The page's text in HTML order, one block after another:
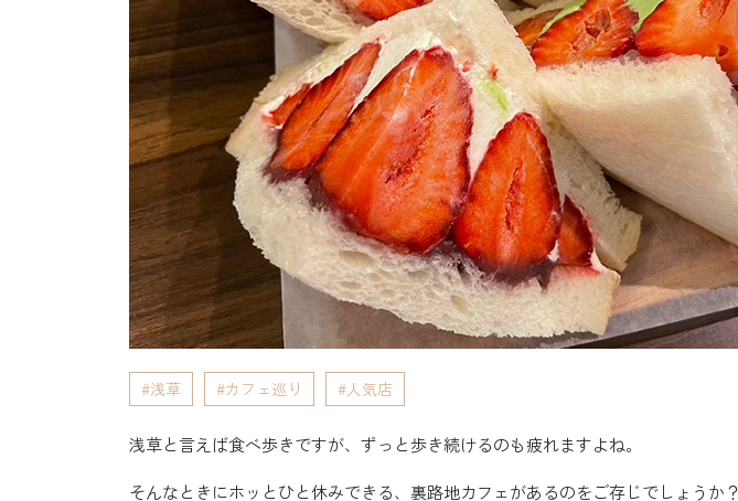
浅草 カフェ巡り 人気店
浅草と言えば食べ歩きですが、ずっと歩き続けるのも疲れますよね。
そんなときにホッとひと休みできる、裏路地カフェがあるのをご存じでしょうか？